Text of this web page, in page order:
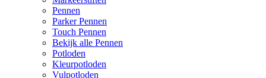
Pennen
Parker Pennen
Touch Pennen
Bekijk alle Pennen
Potloden
Kleurpotloden
Vulpotloden